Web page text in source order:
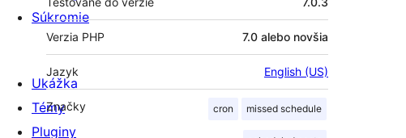
Verzia PHP 7.0 alebo novšia
Jazyk English (US)
Značky cron missed schedule
Súkromie
Ukážka
Témy
Pluginy